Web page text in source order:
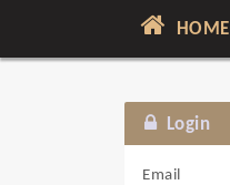
HOME
Login
Email